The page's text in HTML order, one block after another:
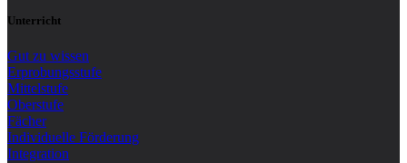
Unterricht
Gut zu wissen
Erprobungsstufe
Mittelstufe
Oberstufe
Fächer
Individuelle Förderung
Integration